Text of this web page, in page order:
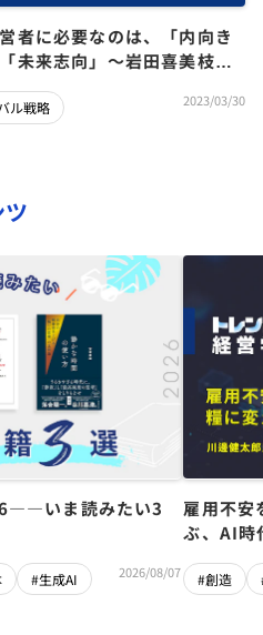
者に必要なのは、「内向き
未来志向」～岩田喜美枝×
治
ル戦略 2023/03/30
いま読みたい3
#生成AI 2026/08/07
雇用不
ぶ、AI時
#創造